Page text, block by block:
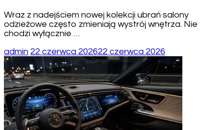
Wraz z nadejściem nowej kolekcji ubrań salony
odzieżowe często zmieniają wystrój wnętrza. Nie
chodzi wyłącznie …
admin 22 czerwca 202622 czerwca 2026